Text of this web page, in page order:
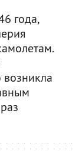
года,
возникла